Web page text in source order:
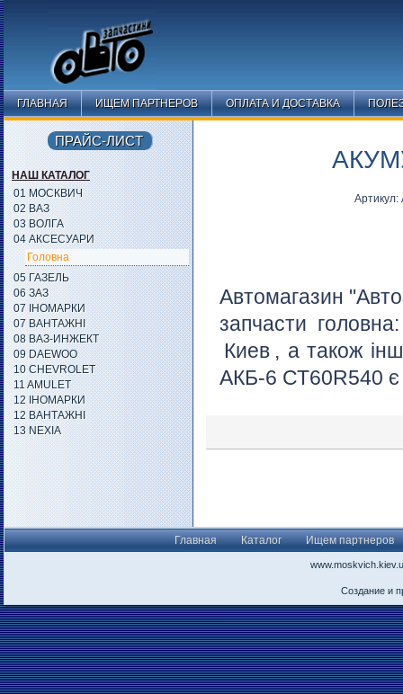
ГЛАВНАЯ ИЩЕМ ПАРТНЕРОВ ОПЛАТА И ДОСТАВКА
Автомагазин
запчасти
Киев , а також
АКБ-6 СТ60R540 є
ПРАЙС-ЛИСТ
НАШ КАТАЛОГ
01 МОСКВИЧ
02 ВАЗ
03 ВОЛГА
04 АКСЕСУАРИ
Головна
05 ГАЗЕЛЬ
06 ЗАЗ
07 ІНОМАРКИ
07 ВАНТАЖНІ
08 ВАЗ-ИНЖЕКТ
09 DAEWOO
10 CHEVROLET
11 AMULET
12 ІНОМАРКИ
12 ВАНТАЖНІ
13 NEXIA
Главная Каталог Ищем партнеров
Создание и